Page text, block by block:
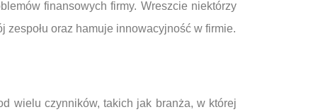
finansowych firmy. Wreszcie niektórzy
oraz hamuje innowacyjność w firmie.
wielu czynników, takich jak branża, w której